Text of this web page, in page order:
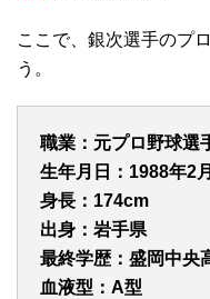
ここで、銀次選手のプ
う。
職業：元プロ野球選
生年月日：1988年2
身長：174cm
出身：岩手県
最終学歴：盛岡中央
血液型：A型